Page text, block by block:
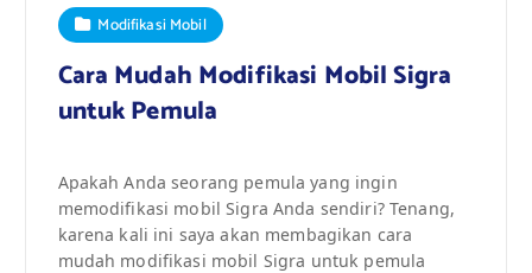
Modifikasi Mobil
Cara Mudah Modifikasi Mobil Sigra
untuk Pemula
Apakah Anda seorang pemula yang ingin
memodifikasi mobil Sigra Anda sendiri? Tenang,
karena kali ini saya akan membagikan cara
mudah modifikasi mobil Sigra untuk pemula